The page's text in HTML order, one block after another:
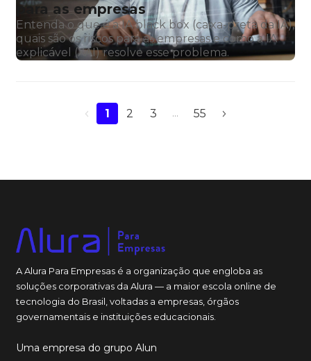
para as empresas
Entenda o que é a IA black box (caixa-preta da IA),
quais são os riscos para as empresas e como a IA
explicável (XAI) resolve esse problema.
1 2 3 ... 55
A Alura Para Empresas é a organização que engloba as
soluções corporativas da Alura — a maior escola online de
tecnologia do Brasil, voltadas a empresas, órgãos
governamentais e instituições educacionais.
Uma empresa do grupo Alun